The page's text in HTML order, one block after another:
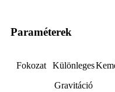
Paraméterek
Fokozat
Különleges
Gravitáció